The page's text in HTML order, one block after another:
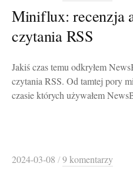
Miniflux: recenzja
czytania RSS
Jakiś czas temu odkryłem
czytania RSS. Od tamtej pory
czasie których używałem
2024-03-08 /9 komentarzy